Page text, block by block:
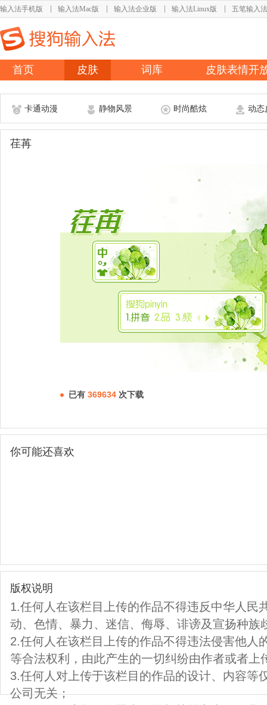
输入法手机版 输入法Mac版 输入法企业版 输入法Linux版 五笔输入法
首页 皮肤 词库 皮肤表情开
卡通动漫 静物风景 时尚酷炫 动态
荏苒
已有 369634 次下载
你可能还喜欢
版权说明
1.任何人在该栏目上传的作品不得违反中华人民
动、色情、暴力、迷信、侮辱、诽谤及宣扬种族
2.任何人在该栏目上传的作品不得违法侵害他人
等合法权利，由此产生的一切纠纷由作者或者上
3.任何人对上传于该栏目的作品的设计、内容等
公司无关；